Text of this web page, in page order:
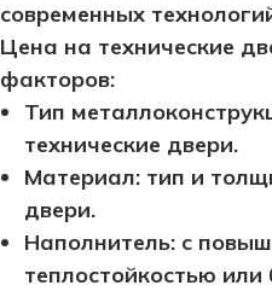
современных
Цена на технические
факторов:
Тип
технические двери.
Материал: тип и
двери.
Наполнитель: с
теплостойкостью